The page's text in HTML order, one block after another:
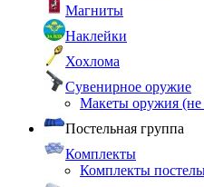
Магниты
Наклейки
Хохлома
Сувенирное оружие
Макеты оружия (не
Постельная группа
Комплекты
Комплекты